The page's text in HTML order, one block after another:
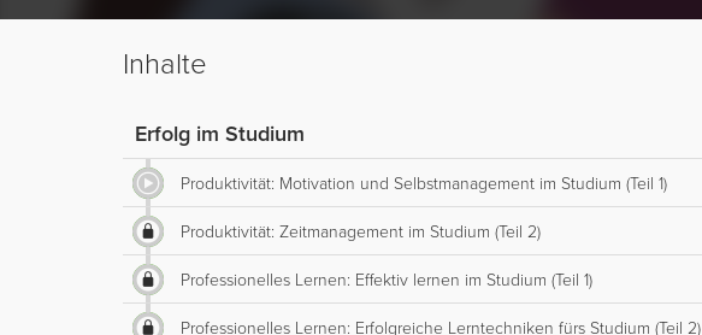
Inhalte
Erfolg im Studium
Produktivität: Motivation und Selbstmanagement im Studium (Teil 1)
Produktivität: Zeitmanagement im Studium (Teil 2)
Professionelles Lernen: Effektiv lernen im Studium (Teil 1)
Professionelles Lernen: Erfolgreiche Lerntechniken fürs Studium (Teil 2)